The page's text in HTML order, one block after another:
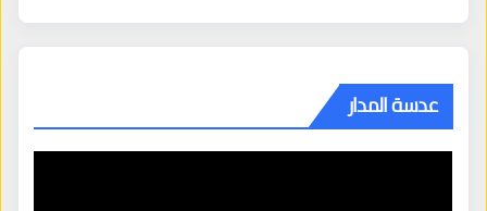
عدسة المدار